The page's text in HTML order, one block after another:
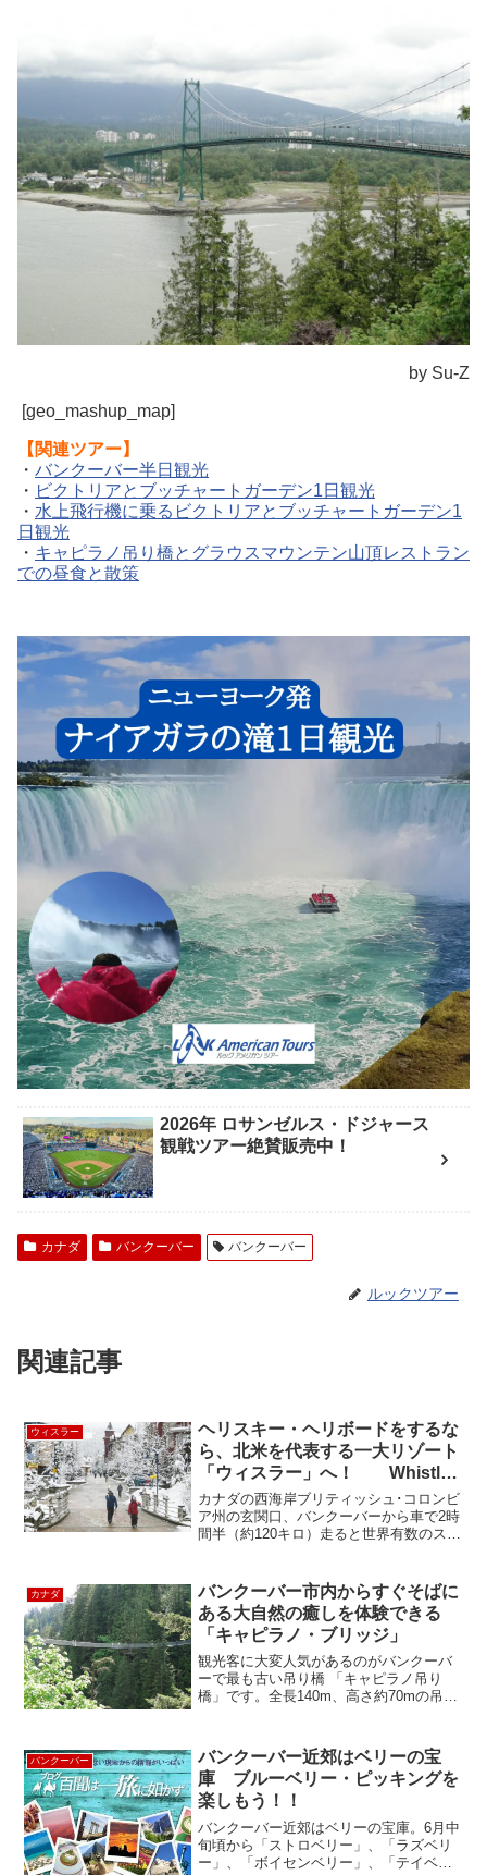
by Su-Z
[geo_mashup_map]
【 関連ツアー】
・ バンクーバー半日観光
・ ビクトリアとブッチャートガーデン1日観光
・ 水上飛行機に乗るビクトリアとブッチャートガーデン1
日観光
・ キャピラノ吊り橋とグラウスマウンテン山頂レストラン
での昼食と散策
2026年 ロサンゼルス・ドジャース
観戦ツアー絶賛販売中！
カナダ バンクーバー バンクーバー
ルックツアー
関連記事
ウィスラー
ヘリスキー・ヘリボードをするな
ら、北米を代表する一大リゾート
「ウィスラー」へ！ Whistler,
Canada
カナダの西海岸ブリティッシュ･コロンビ
ア州の玄関口、バンクーバーから車で2時
間半（約120キロ）走ると世界有数のスキ
記憶にもまだ新しいウィスラーは、スキ
ーヤーの為に長...
カナダ
バンクーバー市内からすぐそばに
ある大自然の癒しを体験できる
「キャピラノ・ブリッジ」
観光客に大変人気があるのがバンクーバ
ーで最も古い吊り橋 「キャピラノ吊り
橋」です。全長140m、高さ約70mの吊り
ティングなものです。ここでは渓谷渡り
のみならず、大木から大...
バンクーバー
バンクーバー近郊はベリーの宝
庫 ブルーベリー・ピッキングを
楽しもう！！
バンクーバー近郊はベリーの宝庫。6月中
旬頃から「ストロベリー」、「ラズベリ
ー」、「ボイセンベリー」、「テイベリ